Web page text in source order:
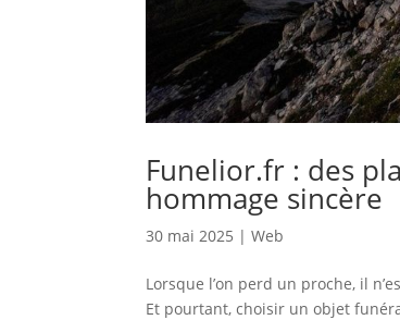
Funelior.fr : des
hommage sincère
30 mai 2025 |Web
Lorsque l’on perd un proche, il
Et pourtant, choisir un objet